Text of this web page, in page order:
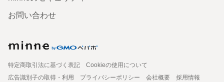
お問い合わせ
特定商取引法に基づく表記
Cookieの使用について
広告識別子の取得・利用
プライバシーポリシー 会社概要
採用情報